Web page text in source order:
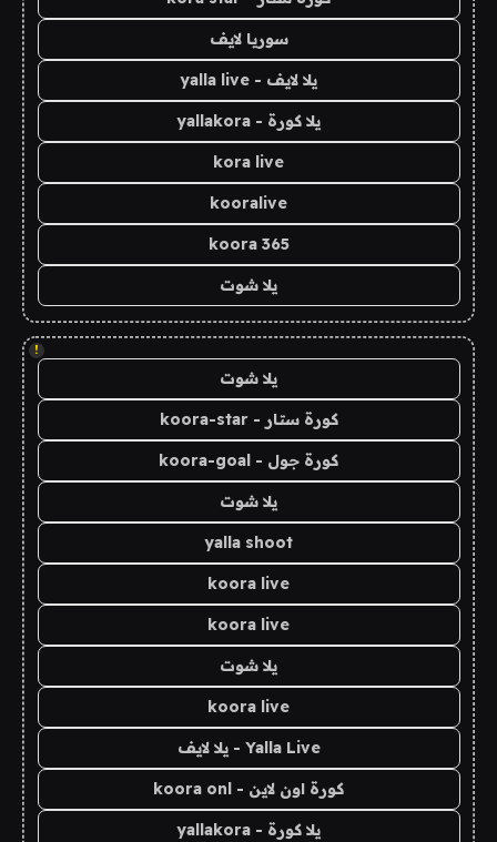
سوريا لايف
يلا لايف - yalla live
يلا كورة - yallakora
kora live
kooralive
koora 365
يلا شوت
!
يلا شوت
كورة ستار - koora-star
كورة جول - koora-goal
يلا شوت
yalla shoot
koora live
koora live
يلا شوت
koora live
Yalla Live - يلا لايف
كورة اون لاين - koora onl
يلا كورة - yallakora